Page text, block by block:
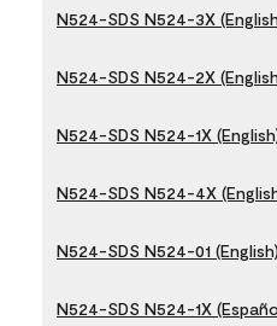
N524-SDS N524-3X
N524-SDS N524-2X
N524-SDS N524-1X
N524-SDS N524-4X
N524-SDS N524-01 (English)
N524-SDS N524-1X